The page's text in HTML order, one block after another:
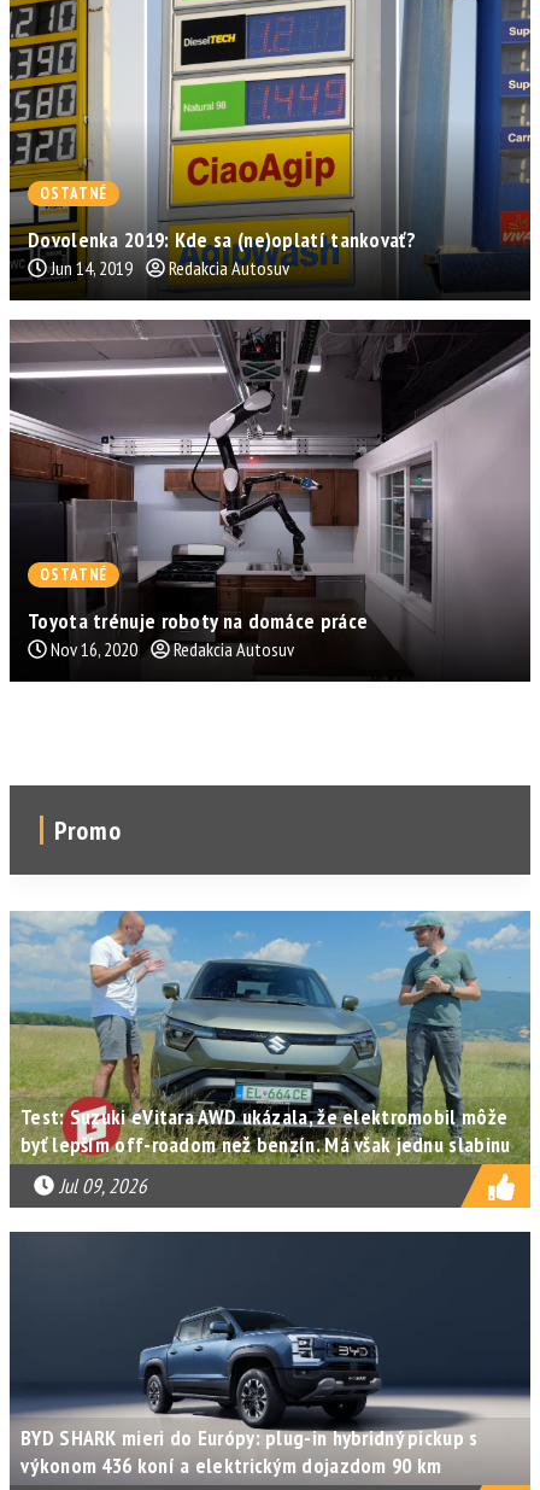
OSTATNÉ
Dovolenka 2019: Kde sa (ne)oplatí tankovať?
Jun 14, 2019 Redakcia Autosuv
OSTATNÉ
Toyota trénuje roboty na domáce práce
Nov 16, 2020 Redakcia Autosuv
Promo
Test: Suzuki eVitara AWD ukázala, že elektromobil môže
byť lepším off-roadom než benzín. Má však jednu slabinu
Jul 09, 2026
BYD SHARK mieri do Európy: plug-in hybridný pickup s
výkonom 436 koní a elektrickým dojazdom 90 km